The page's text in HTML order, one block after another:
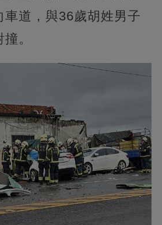
車道，與36歲胡姓男子
。